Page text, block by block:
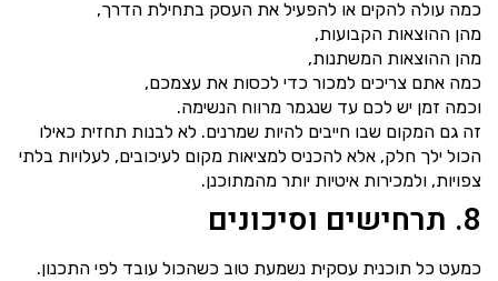
כמה עולה להקים או להפעיל את העסק בתחילת הדרך,
מהן ההוצאות הקבועות,
מהן ההוצאות המשתנות,
כמה אתם צריכים למכור כדי לכסות את עצמכם,
וכמה זמן יש לכם עד שנגמר מרווח הנשימה.
זה גם המקום שבו חייבים להיות שמרנים. לא לבנות תחזית כאילו
הכול ילך חלק, אלא להכניס למציאות מקום לעיכובים, לעלויות בלתי
צפויות, ולמכירות איטיות יותר מהמתוכנן.
8. תרחישים וסיכונים
כמעט כל תוכנית עסקית נשמעת טוב כשהכול עובד לפי התכנון.